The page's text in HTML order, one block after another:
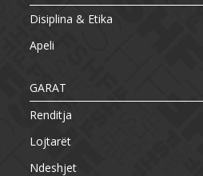
Disiplina & Etika
Apeli
GARAT
Renditja
Lojtarët
Ndeshjet